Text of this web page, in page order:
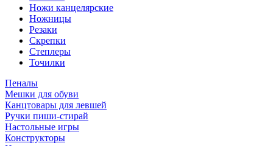
Ножи канцелярские
Ножницы
Резаки
Скрепки
Степлеры
Точилки
Пеналы
Мешки для обуви
Канцтовары для левшей
Ручки пиши-стирай
Настольные игры
Конструкторы